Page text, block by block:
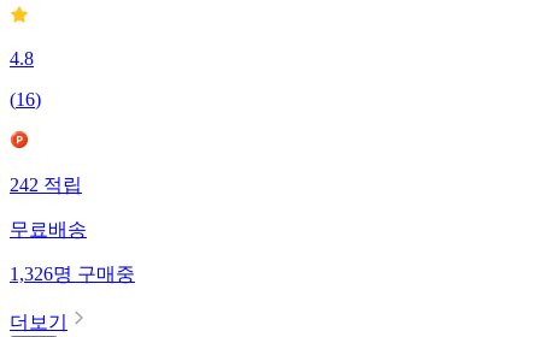
4.8
(16)
242적립
무료배송
1,326명구매중
더보기